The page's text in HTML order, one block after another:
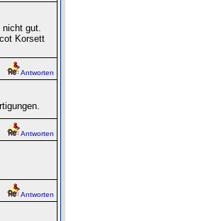
gut.
Korsett
Antworten
Antworten
Antworten